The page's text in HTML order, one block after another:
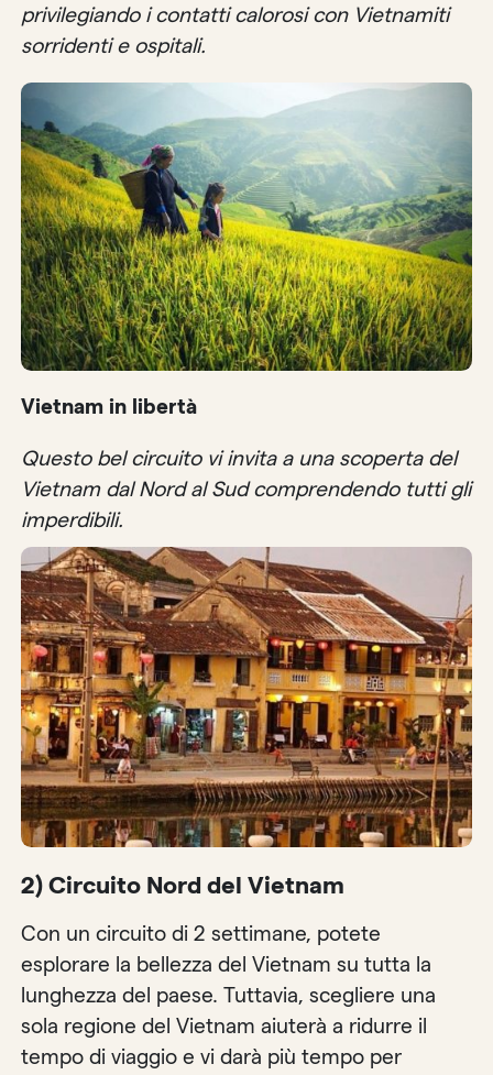
privilegiando i contatti calorosi con Vietnamiti
sorridenti e ospitali.
Vietnam in libertà
Questo bel circuito vi invita a una scoperta del
Vietnam dal Nord al Sud comprendendo tutti gli
imperdibili.
2) Circuito Nord del Vietnam
Con un circuito di 2 settimane, potete
esplorare la bellezza del Vietnam su tutta la
lunghezza del paese. Tuttavia, scegliere una
sola regione del Vietnam aiuterà a ridurre il
tempo di viaggio e vi darà più tempo per